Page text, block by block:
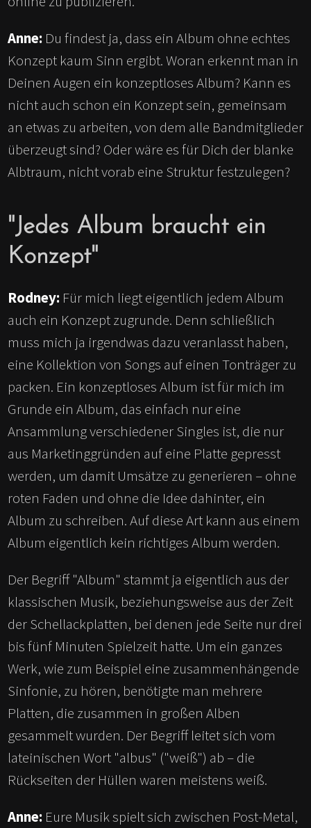
Anne: Du findest ja, dass ein Album ohne echtes
Konzept kaum Sinn ergibt. Woran erkennt man in
Deinen Augen ein konzeptloses Album? Kann es
nicht auch schon ein Konzept sein, gemeinsam
an etwas zu arbeiten, von dem alle Bandmitglieder
überzeugt sind? Oder wäre es für Dich der blanke
Albtraum, nicht vorab eine Struktur festzulegen?
"Jedes Album braucht ein
Konzept"
Rodney: Für mich liegt eigentlich jedem Album
auch ein Konzept zugrunde. Denn schließlich
muss mich ja irgendwas dazu veranlasst haben,
eine Kollektion von Songs auf einen Tonträger zu
packen. Ein konzeptloses Album ist für mich im
Grunde ein Album, das einfach nur eine
Ansammlung verschiedener Singles ist, die nur
aus Marketinggründen auf eine Platte gepresst
werden, um damit Umsätze zu generieren – ohne
roten Faden und ohne die Idee dahinter, ein
Album zu schreiben. Auf diese Art kann aus einem
Album eigentlich kein richtiges Album werden.
Der Begriff "Album" stammt ja eigentlich aus der
klassischen Musik, beziehungsweise aus der Zeit
der Schellackplatten, bei denen jede Seite nur drei
bis fünf Minuten Spielzeit hatte. Um ein ganzes
Werk, wie zum Beispiel eine zusammenhängende
Sinfonie, zu hören, benötigte man mehrere
Platten, die zusammen in großen Alben
gesammelt wurden. Der Begriff leitet sich vom
lateinischen Wort "albus" ("weiß") ab – die
Rückseiten der Hüllen waren meistens weiß.
Anne: Eure Musik spielt sich zwischen Post-Metal,